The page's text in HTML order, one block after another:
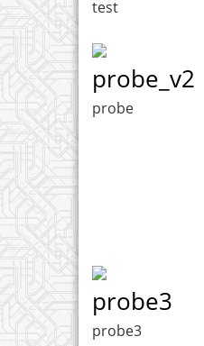
test
probe_v2
probe
probe3
probe3